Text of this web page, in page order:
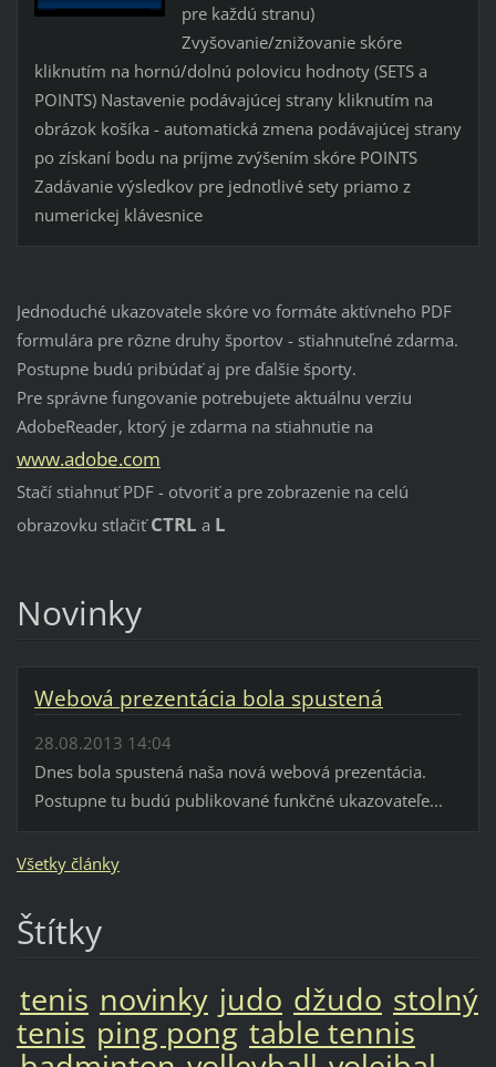
pre každú stranu)
Zvyšovanie/znižovanie skóre
kliknutím na hornú/dolnú polovicu hodnoty (SETS a
POINTS) Nastavenie podávajúcej strany kliknutím na
obrázok košíka - automatická zmena podávajúcej strany
po získaní bodu na príjme zvýšením skóre POINTS
Zadávanie výsledkov pre jednotlivé sety priamo z
numerickej klávesnice
Jednoduché ukazovatele skóre vo formáte aktívneho PDF
formulára pre rôzne druhy športov - stiahnuteľné zdarma.
Postupne budú pribúdať aj pre ďalšie športy.
Pre správne fungovanie potrebujete aktuálnu verziu
AdobeReader, ktorý je zdarma na stiahnutie na
www.adobe.com
Stačí stiahnuť PDF - otvoriť a pre zobrazenie na celú
obrazovku stlačiťCTRL a L
Novinky
Webová prezentácia bola spustená
28.08.2013 14:04
Dnes bola spustená naša nová webová prezentácia.
Postupne tu budú publikované funkčné ukazovateľe...
Všetky články
Štítky
tenis novinky judo džudo stolný
tenis ping pong table tennis